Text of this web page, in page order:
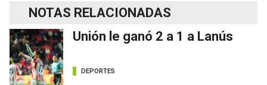
NOTAS RELACIONADAS
Unión le ganó 2 a 1 a Lanús
DEPORTES